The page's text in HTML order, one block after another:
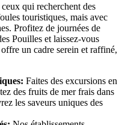
qui recherchent des
touristiques, mais avec
Profitez de journées de
Pouilles et laissez-vous
un cadre serein et raffiné,
Faites des excursions en
des fruits de mer frais dans
les saveurs uniques des